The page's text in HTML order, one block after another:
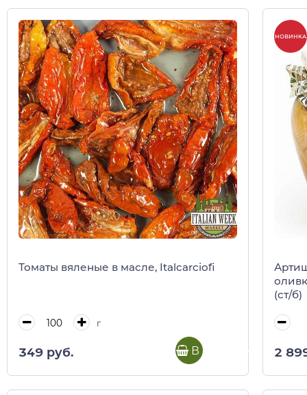
Томаты вяленые в масле, Italcarciofi
г
349 руб. В корзину
НОВИНКА
(ст/б)
2